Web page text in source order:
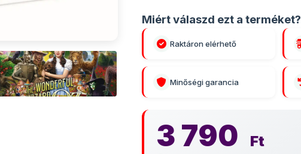
Miért válaszd ezt a terméket?
Raktáron elérhető
Minőségi garancia
3 790 Ft